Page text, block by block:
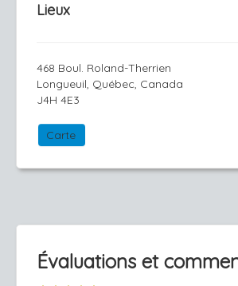
Lieux
468 Boul. Roland-Therrien
Longueuil, Québec, Canada
J4H 4E3
Carte
Évaluations et